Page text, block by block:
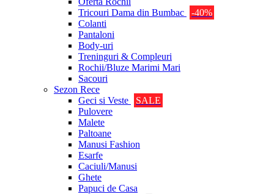
Tricouri Dama din Bumbac
-40%
Colanti
Pantaloni
Body-uri
Treninguri & Compleuri
Rochii/Bluze Marimi Mari
Sacouri
Sezon Rece
Geci si Veste
SALE
Pulovere
Malete
Paltoane
Manusi Fashion
Esarfe
Caciuli/Manusi
Ghete
Papuci de Casa